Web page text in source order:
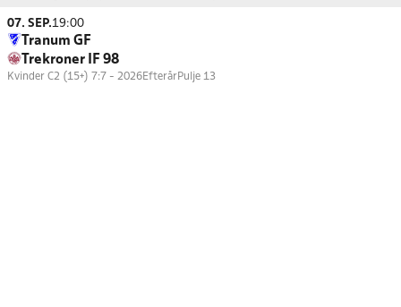
07. SEP.19:00
Tranum GF
Trekroner IF 98
Kvinder C2 (15+) 7:7 - 2026EfterårPulje 13